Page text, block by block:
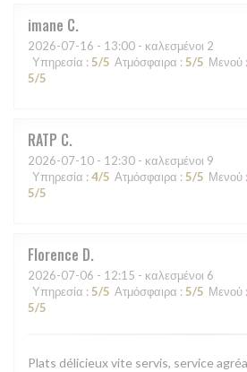
imane C
2026-07-16 - 13:00 - καλεσμένοι 2
Υπηρεσία : 5/5 Ατμόσφαιρα : 5/5 Μενού :
5/5
RATP C
2026-07-10 - 12:30 - καλεσμένοι 9
Υπηρεσία : 4/5 Ατμόσφαιρα : 5/5 Μενού :
5/5
Florence D
2026-07-06 - 12:15 - καλεσμένοι 6
Υπηρεσία : 5/5 Ατμόσφαιρα : 5/5 Μενού :
5/5
Plats délicieux vite servis, service